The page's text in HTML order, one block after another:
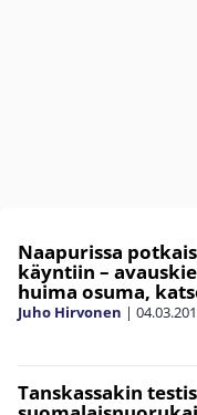
Naapurissa
käyntiin –
huima osuma,
Juho Hirvonen |
Tanskassakin